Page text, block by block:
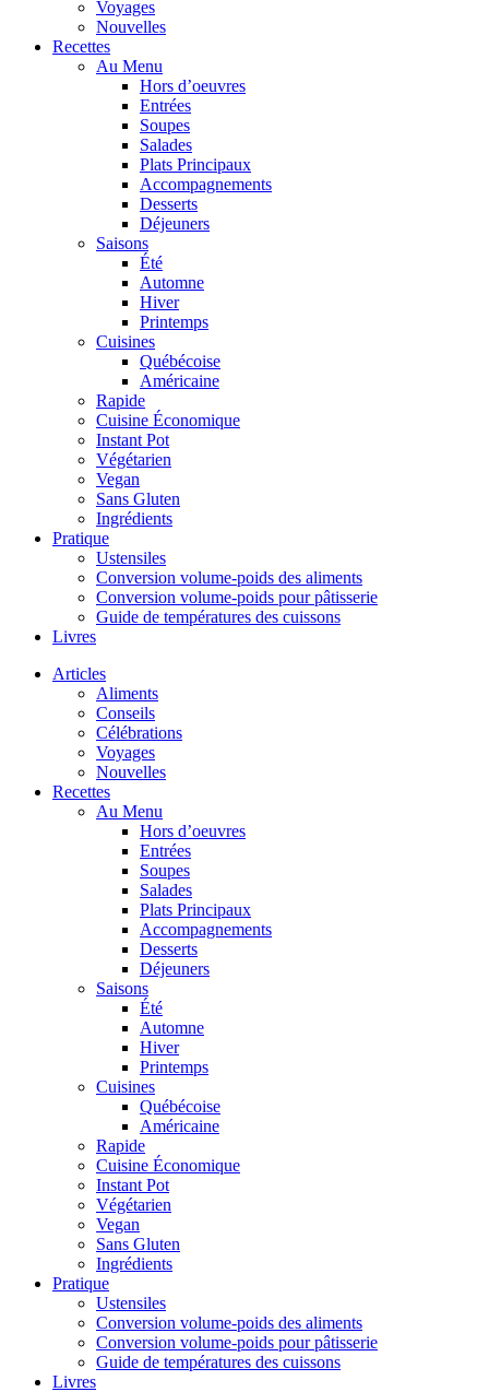
Voyages
Nouvelles
Recettes
Au Menu
Hors d’oeuvres
Entrées
Soupes
Salades
Plats Principaux
Accompagnements
Desserts
Déjeuners
Saisons
Été
Automne
Hiver
Printemps
Cuisines
Québécoise
Américaine
Rapide
Cuisine Économique
Instant Pot
Végétarien
Vegan
Sans Gluten
Ingrédients
Pratique
Ustensiles
Conversion volume-poids des aliments
Conversion volume-poids pour pâtisserie
Guide de températures des cuissons
Livres
Articles
Aliments
Conseils
Célébrations
Voyages
Nouvelles
Recettes
Au Menu
Hors d’oeuvres
Entrées
Soupes
Salades
Plats Principaux
Accompagnements
Desserts
Déjeuners
Saisons
Été
Automne
Hiver
Printemps
Cuisines
Québécoise
Américaine
Rapide
Cuisine Économique
Instant Pot
Végétarien
Vegan
Sans Gluten
Ingrédients
Pratique
Ustensiles
Conversion volume-poids des aliments
Conversion volume-poids pour pâtisserie
Guide de températures des cuissons
Livres